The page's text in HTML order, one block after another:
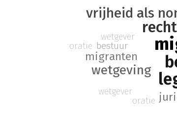
vrijheid als
wetgeving
migranten
bestuur
wetgever
oratie
wetgever
oratie